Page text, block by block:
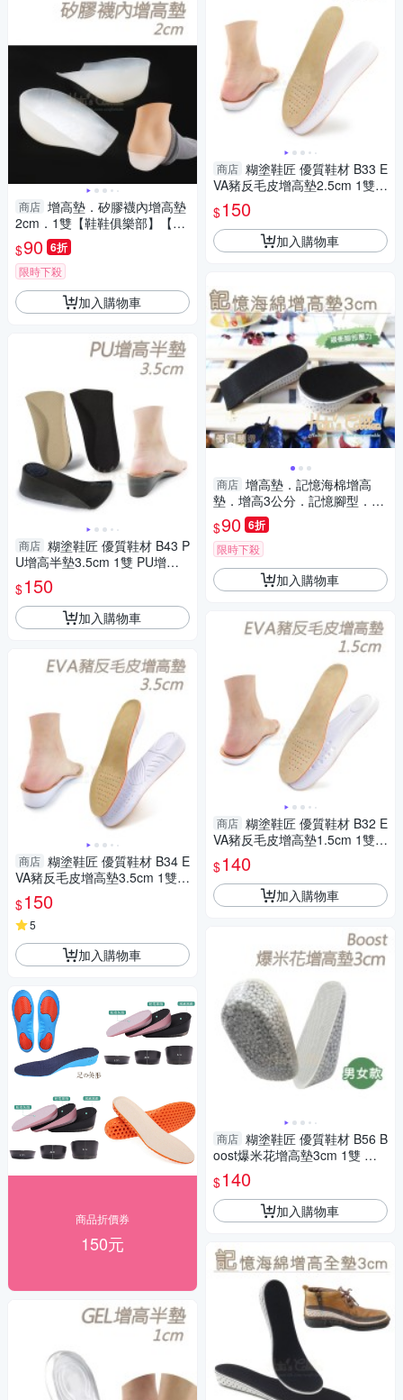
商店 增高墊．矽膠襪內增高墊
2cm．1雙【鞋鞋俱樂部】【90
6-B51】
$90 6折
限時下殺
加入購物車
商店 糊塗鞋匠 優質鞋材 B43 P
U增高半墊3.5cm 1雙 PU增高
七分墊 PU增高鞋墊
$150
加入購物車
商店 糊塗鞋匠 優質鞋材 B34 E
VA豬反毛皮增高墊3.5cm 1雙
豬反毛皮EVA增高墊 豬皮增高
墊
$150
5
加入購物車
商品折價券
150元
商店 糊塗鞋匠 優質鞋材 B33 E
VA豬反毛皮增高墊2.5cm 1雙
豬反毛皮EVA增高墊 豬皮增高
墊
$150
加入購物車
商店 增高墊．記憶海棉增高
墊．增高3公分．記憶腳型．吸
汗透氣．單一尺寸【鞋鞋俱樂
部】【906-B09】
$90 6折
限時下殺
加入購物車
商店 糊塗鞋匠 優質鞋材 B32 E
VA豬反毛皮增高墊1.5cm 1雙
豬反毛皮EVA增高墊 豬皮增高
墊
$140
加入購物車
商店 糊塗鞋匠 優質鞋材 B56 B
oost爆米花增高墊3cm 1雙 矽
膠增高墊 爆米花鞋墊
$140
加入購物車